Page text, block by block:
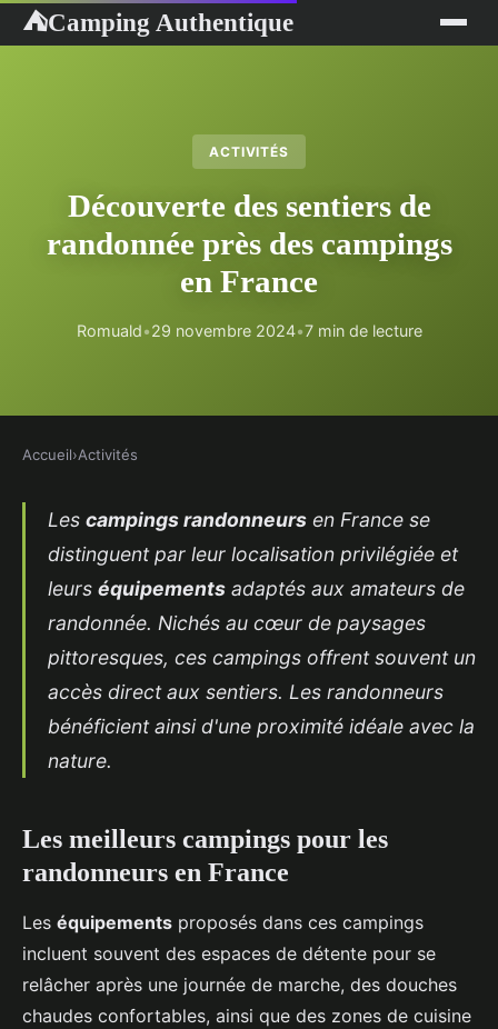
⛺Camping Authentique
ACTIVITÉS
Découverte des sentiers de
randonnée près des campings
en France
Romuald•29 novembre 2024•7 min de lecture
Accueil›Activités
Les campings randonneurs en France se
distinguent par leur localisation privilégiée et
leurs équipements adaptés aux amateurs de
randonnée. Nichés au cœur de paysages
pittoresques, ces campings offrent souvent un
accès direct aux sentiers. Les randonneurs
bénéficient ainsi d'une proximité idéale avec la
nature.
Les meilleurs campings pour les
randonneurs en France
Les équipements proposés dans ces campings
incluent souvent des espaces de détente pour se
relâcher après une journée de marche, des douches
chaudes confortables, ainsi que des zones de cuisine